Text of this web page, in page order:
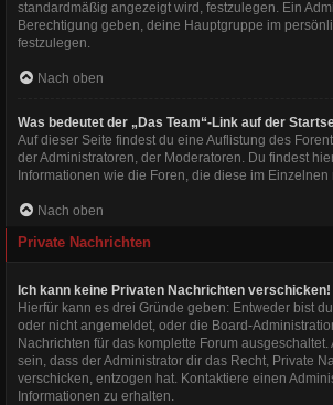
standardmäßig angezeigt wird, festzulegen. Ein
Berechtigung geben, deine Hauptgruppe im
festzulegen.
Nach oben
Was bedeutet der „Das Team“-Link auf der
Auf dieser Seite findest du eine Auflistung des
der Administratoren, der Moderatoren. Du findest
Informationen wie die Foren, die diese im Einzelnen
Nach oben
Private Nachrichten
Ich kann keine Privaten Nachrichten verschicken!
Hierfür kann es drei Gründe geben: Entweder bist
oder nicht angemeldet, oder die Board-
Nachrichten für das komplette Forum
sein, dass der Administrator dir das Recht, Private
verschicken, entzogen hat. Kontaktiere einen
Informationen zu erhalten.